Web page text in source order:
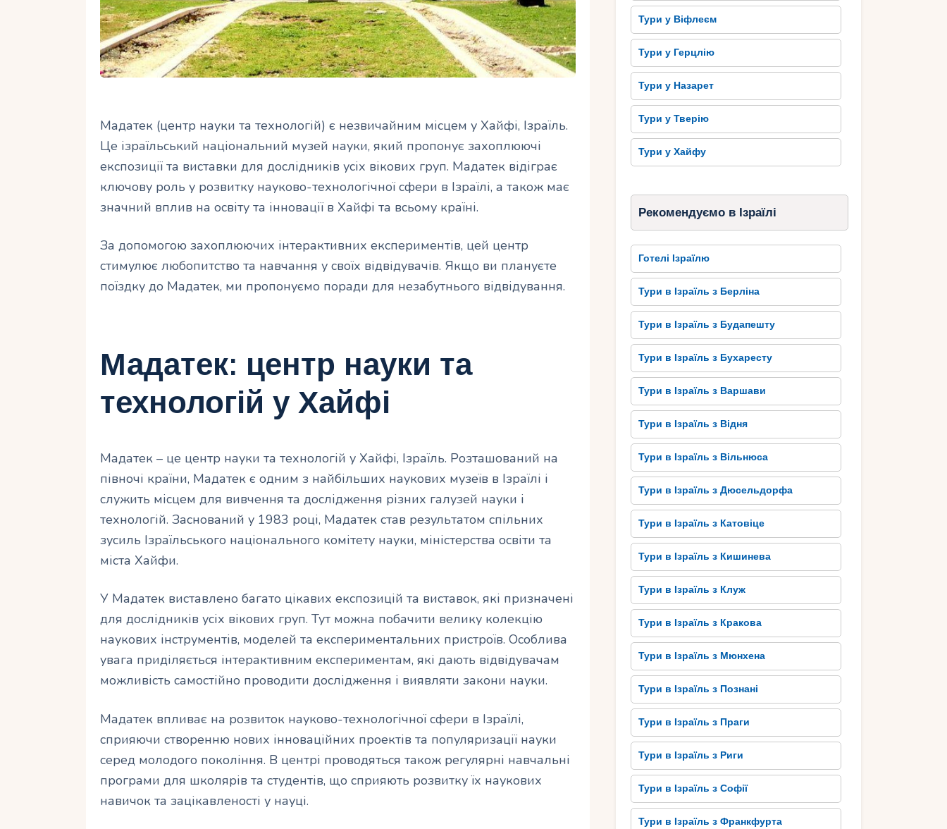
Мадатек (центр науки та технологій) є незвичайним місцем у Хайфі, Ізраїль.
Це ізраїльський національний музей науки, який пропонує захоплюючі
експозиції та виставки для дослідників усіх вікових груп. Мадатек відіграє
ключову роль у розвитку науково-технологічної сфери в Ізраїлі, а також має
значний вплив на освіту та інновації в Хайфі та всьому країні.
За допомогою захоплюючих інтерактивних експериментів, цей центр
стимулює любопитство та навчання у своїх відвідувачів. Якщо ви плануєте
поїздку до Мадатек, ми пропонуємо поради для незабутнього відвідування.
Мадатек: центр науки та
технологій у Хайфі
Мадатек – це центр науки та технологій у Хайфі, Ізраїль. Розташований на
півночі країни, Мадатек є одним з найбільших наукових музеїв в Ізраїлі і
служить місцем для вивчення та дослідження різних галузей науки і
технологій. Заснований у 1983 році, Мадатек став результатом спільних
зусиль Ізраїльського національного комітету науки, міністерства освіти та
міста Хайфи.
У Мадатек виставлено багато цікавих експозицій та виставок, які призначені
для дослідників усіх вікових груп. Тут можна побачити велику колекцію
наукових інструментів, моделей та експериментальних пристроїв. Особлива
увага приділяється інтерактивним експериментам, які дають відвідувачам
можливість самостійно проводити дослідження і виявляти закони науки.
Мадатек впливає на розвиток науково-технологічної сфери в Ізраїлі,
сприяючи створенню нових інноваційних проектів та популяризації науки
серед молодого покоління. В центрі проводяться також регулярні навчальні
програми для школярів та студентів, що сприяють розвитку їх наукових
навичок та зацікавленості у науці.
Тури у Віфлеєм
Тури у Герцлію
Тури у Назарет
Тури у Тверію
Тури у Хайфу
Рекомендуємо в Ізраїлі
Готелі Ізраїлю
Тури в Ізраїль з Берліна
Тури в Ізраїль з Будапешту
Тури в Ізраїль з Бухаресту
Тури в Ізраїль з Варшави
Тури в Ізраїль з Відня
Тури в Ізраїль з Вільнюса
Тури в Ізраїль з Дюсельдорфа
Тури в Ізраїль з Катовіце
Тури в Ізраїль з Кишинева
Тури в Ізраїль з Клуж
Тури в Ізраїль з Кракова
Тури в Ізраїль з Мюнхена
Тури в Ізраїль з Познані
Тури в Ізраїль з Праги
Тури в Ізраїль з Риги
Тури в Ізраїль з Софії
Тури в Ізраїль з Франкфурта